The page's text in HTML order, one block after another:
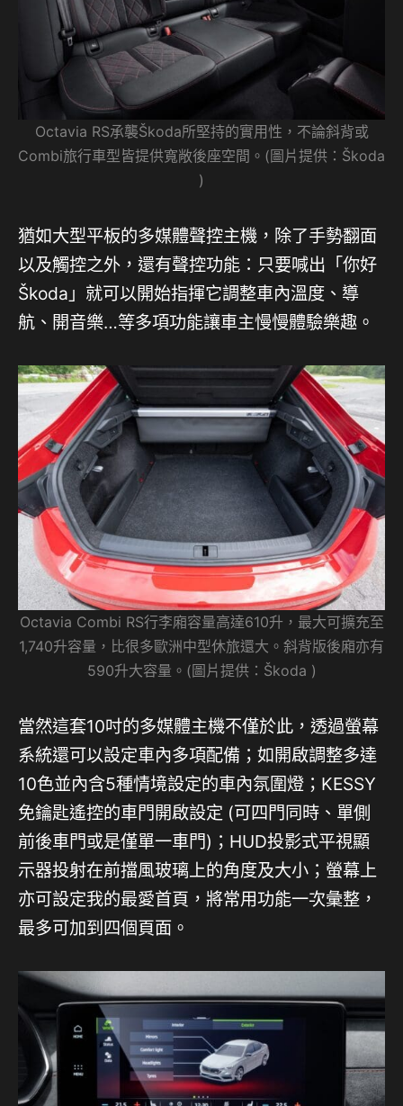
Octavia RS承襲Škoda所堅持的實用性，不論斜背或
Combi旅行車型皆提供寬敞後座空間。(圖片提供：Škoda
)
猶如大型平板的多媒體聲控主機，除了手勢翻面
以及觸控之外，還有聲控功能：只要喊出「你好
Škoda」就可以開始指揮它調整車內溫度、導
航、開音樂…等多項功能讓車主慢慢體驗樂趣。
Octavia Combi RS行李廂容量高達610升，最大可擴充至
1,740升容量，比很多歐洲中型休旅還大。斜背版後廂亦有
590升大容量。(圖片提供：Škoda )
當然這套10吋的多媒體主機不僅於此，透過螢幕
系統還可以設定車內多項配備；如開啟調整多達
10色並內含5種情境設定的車內氛圍燈；KESSY
免鑰匙遙控的車門開啟設定 (可四門同時、單側
前後車門或是僅單一車門)；HUD投影式平視顯
示器投射在前擋風玻璃上的角度及大小；螢幕上
亦可設定我的最愛首頁，將常用功能一次彙整，
最多可加到四個頁面。